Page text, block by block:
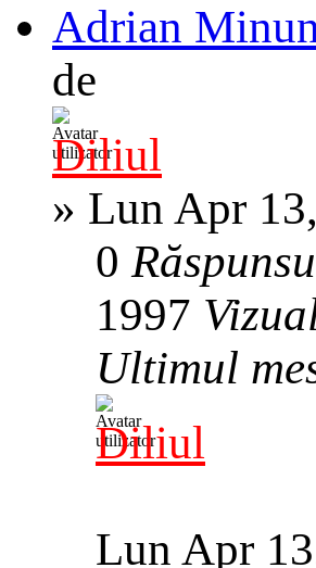
Adrian
de
Diliul
» Lun Apr
0
1997
Ultimul
Diliul
Lun Apr